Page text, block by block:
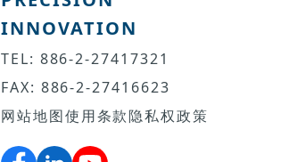
INNOVATION
TEL: 886-2-27417321
FAX: 886-2-27416623
网站地图使用条款隐私权政策